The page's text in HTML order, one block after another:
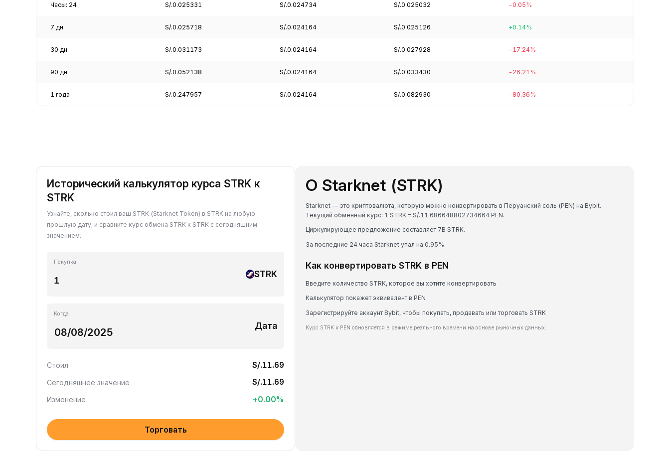
Часы: 24 S/.0.025331 S/.0.024734 S/.0.025032 -0.05%
7 дн. S/.0.025718 S/.0.024164 S/.0.025126 +0.14%
30 дн. S/.0.031173 S/.0.024164 S/.0.027928 -17.24%
90 дн. S/.0.052138 S/.0.024164 S/.0.033430 -26.21%
1 года S/.0.247957 S/.0.024164 S/.0.082930 -80.36%
Исторический калькулятор курса STRK к
STRK
Узнайте, сколько стоил ваш STRK (Starknet Token) в STRK на любую
прошлую дату, и сравните курс обмена STRK к STRK с сегодняшним
значением.
Покупка
STRK
Когда
Дата
Стоил S/.11.69
Сегодняшнее значение S/.11.69
Изменение +0.00%
Торговать
О Starknet (STRK)
Starknet — это криптовалюта, которую можно конвертировать в Перуанский соль (PEN) на Bybit.
Текущий обменный курс: 1 STRK = S/.11.686648802734664 PEN.
Циркулирующее предложение составляет 7B STRK.
За последние 24 часа Starknet упал на 0.95%.
Как конвертировать STRK в PEN
Введите количество STRK, которое вы хотите конвертировать
Калькулятор покажет эквивалент в PEN
Зарегистрируйте аккаунт Bybit, чтобы покупать, продавать или торговать STRK
Курс STRK к PEN обновляется в режиме реального времени на основе рыночных данных.